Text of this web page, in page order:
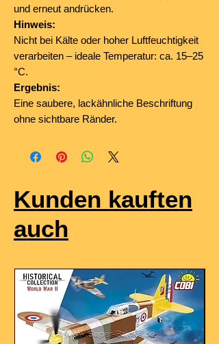
und erneut andrücken.
Hinweis:
Nicht bei Kälte oder hoher Luftfeuchtigkeit
verarbeiten – ideale Temperatur: ca. 15–25
°C.
Ergebnis:
Eine saubere, lackähnliche Beschriftung
ohne sichtbare Ränder.
Kunden kauften
auch